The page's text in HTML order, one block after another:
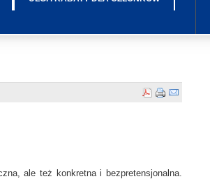
ale też konkretna i bezpretensjonalna.